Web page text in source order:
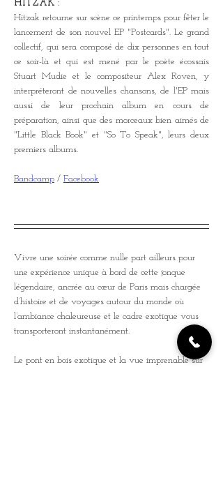
HITZAK :
Hitzak retourne sur scène ce printemps pour fêter le
lancement de son nouvel EP "Postcards". Le grand
collectif, qui sera composé de dix personnes en tout
ce soir-là et qui est mené par le poète écossais
Stuart Mudie et le compositeur Alex Roven, y
interpréteront de nouvelles chansons, de l'EP mais
aussi de leur prochain album en cours de
préparation, ainsi que des morceaux bien aimés de
"Little Black Book" et "So To Speak", leurs deux
premiers albums.
Bandcamp / Facebook
Vivre une soirée comme nulle part ailleurs pour
une expérience unique à bord de cette jonque
légendaire, ancrée au cœur de Paris mais chargée
d’histoire et de voyages autour du monde où
l’ambiance chaleureuse et le cadre exotique vous
transporteront instantanément.
Le pont en bois exotique et la vue imprenable sur